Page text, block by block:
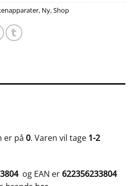
, Ny,Shop
er på 0. Varen vil tage 1-2
og EAN er622356233804